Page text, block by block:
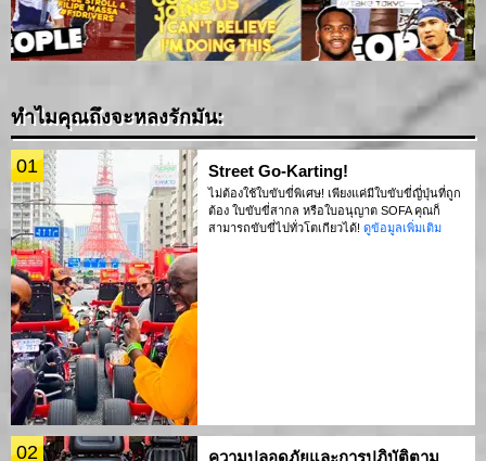
ทำไมคุณถึงจะหลงรักมัน:
01 Street Go-Karting!
ไม่ต้องใช้ใบขับขี่พิเศษ! เพียงแค่มีใบขับขี่ญี่ปุ่นที่ถูก
ต้อง ใบขับขี่สากล หรือใบอนุญาต SOFA คุณก็
สามารถขับขี่ไปทั่วโตเกียวได้! ดูข้อมูลเพิ่มเติม
02